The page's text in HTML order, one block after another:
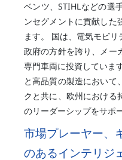
ベンツ、STIHLなどの選
ンセグメントに貢献した
ます。 国は、電気モビ
政府の方針を誇り、メー
専門車両に投資していま
と高品質の製造において
クと共に、欧州における
のリーダーシップをサポ
市場プレーヤー、
のあるインテリジ